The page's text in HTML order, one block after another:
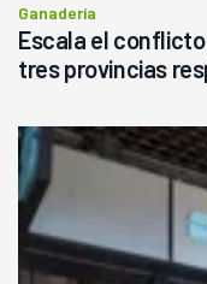
Ganadería
Escala el
tres provincias